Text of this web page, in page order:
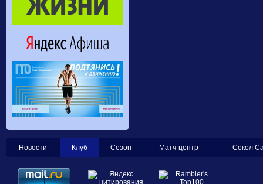
Новости Клуб Сезон Матч-центр Сокол